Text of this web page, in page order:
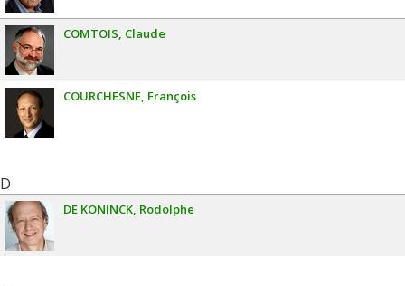
COMTOIS Claude
COURCHESNE François
D
DE KONINCK Rodolphe